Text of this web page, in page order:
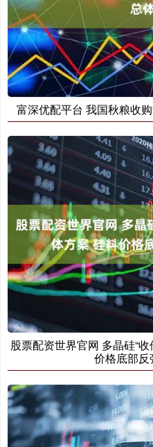
富深优配平台 我国秋粮收
股票配资世界官网 多晶硅“
价格底部